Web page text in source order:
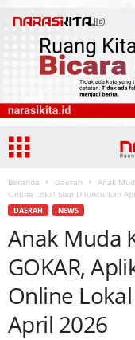
Beranda Daerah
Anak
Online Lokal Siap Diluncurkan
DAERAH NEWS
Anak Muda
GOKAR,
Online
April 2026